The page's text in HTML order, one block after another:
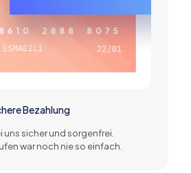
Bezahlung
uns sicher und sorgenfrei.
war noch nie so einfach.